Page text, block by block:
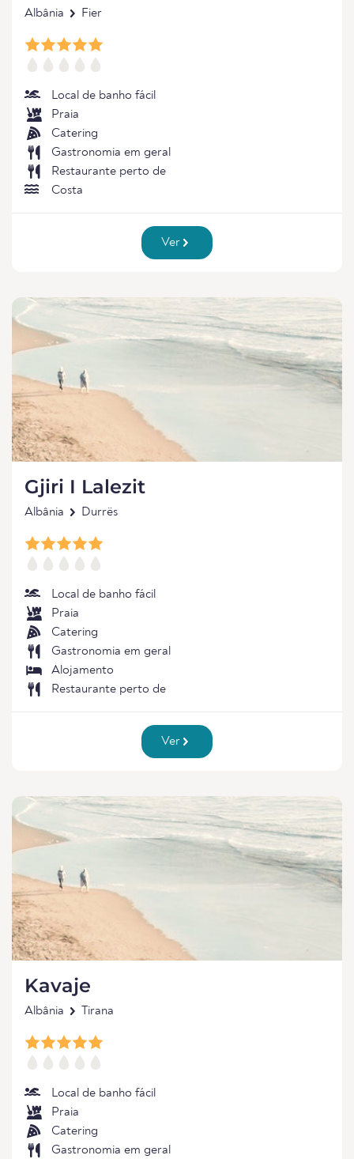
Albânia Fier
Local de banho fácil
Praia
Catering
Gastronomia em geral
Restaurante perto de
Costa
Ver
Gjiri I Lalezit
Albânia Durrës
Local de banho fácil
Praia
Catering
Gastronomia em geral
Alojamento
Restaurante perto de
Ver
Kavaje
Albânia Tirana
Local de banho fácil
Praia
Catering
Gastronomia em geral